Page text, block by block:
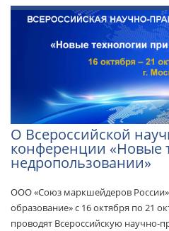
О Всероссийской
конференции «Новые
недропользовании»
ООО «Союз маркшейдеров
образование» с 16 октября по 21
проводят Всероссийскую научно-